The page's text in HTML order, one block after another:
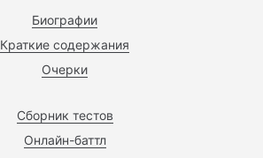
Биографии
Краткие содержания
Очерки
Сборник тестов
Онлайн-баттл